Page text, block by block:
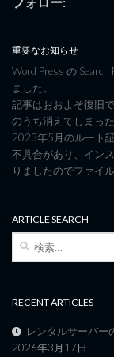
重要なお知らせ
Word Press の
ました。
記事はおおよそ復旧
のうち消えてしまっ
2023年5月のルート
不具合があり、イン
りましたのでファイ
ARTICLE SEARCH
RECENT ARTICLES
レンタルサーバー
2026年3月17日